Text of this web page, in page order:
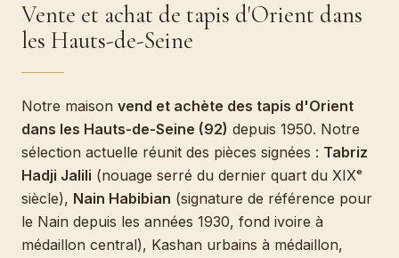
Vente et achat de tapis d'Orient dans
les Hauts-de-Seine
Notre maison vend et achète des tapis d'Orient
dans les Hauts-de-Seine (92) depuis 1950. Notre
sélection actuelle réunit des pièces signées : Tabriz
Hadji Jalili (nouage serré du dernier quart du XIXᵉ
siècle), Nain Habibian (signature de référence pour
le Nain depuis les années 1930, fond ivoire à
médaillon central), Kashan urbains à médaillon,